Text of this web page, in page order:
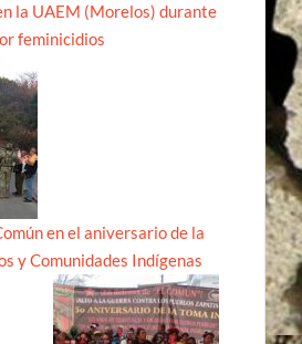
la UAEM (Morelos) durante
feminicidios
en el aniversario de la
y Comunidades Indígenas